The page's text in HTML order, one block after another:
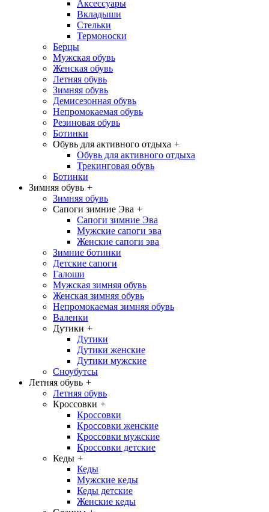
Аксессуары
Вкладыши
Стельки
Термоноски
Берцы
Мужская обувь
Женская обувь
Летняя обувь
Зимняя обувь
Демисезонная обувь
Непромокаемая обувь
Резиновая обувь
Ботинки
Обувь для активного отдыха +
Обувь для активного отдыха
Трекинговая обувь
Ботинки
Зимняя обувь +
Зимняя обувь
Сапоги зимние Эва +
Сапоги зимние Эва
Мужские сапоги эва
Женские сапоги эва
Зимние ботинки
Детские сапоги
Галоши
Мужская зимняя обувь
Женская зимняя обувь
Непромокаемая зимняя обувь
Валенки
Дутики +
Дутики
Дутики женские
Дутики мужские
Сноубутсы
Летняя обувь +
Летняя обувь
Кроссовки +
Кроссовки
Кроссовки женские
Кроссовки мужские
Кроссовки детские
Кеды +
Кеды
Мужские кеды
Кеды детские
Женские кеды